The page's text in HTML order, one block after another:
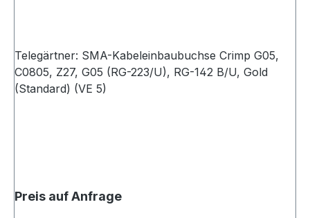
Telegärtner: SMA-Kabeleinbaubuchse Crimp G05,
C0805, Z27, G05 (RG-223/U), RG-142 B/U, Gold
(Standard) (VE 5)
Preis auf Anfrage